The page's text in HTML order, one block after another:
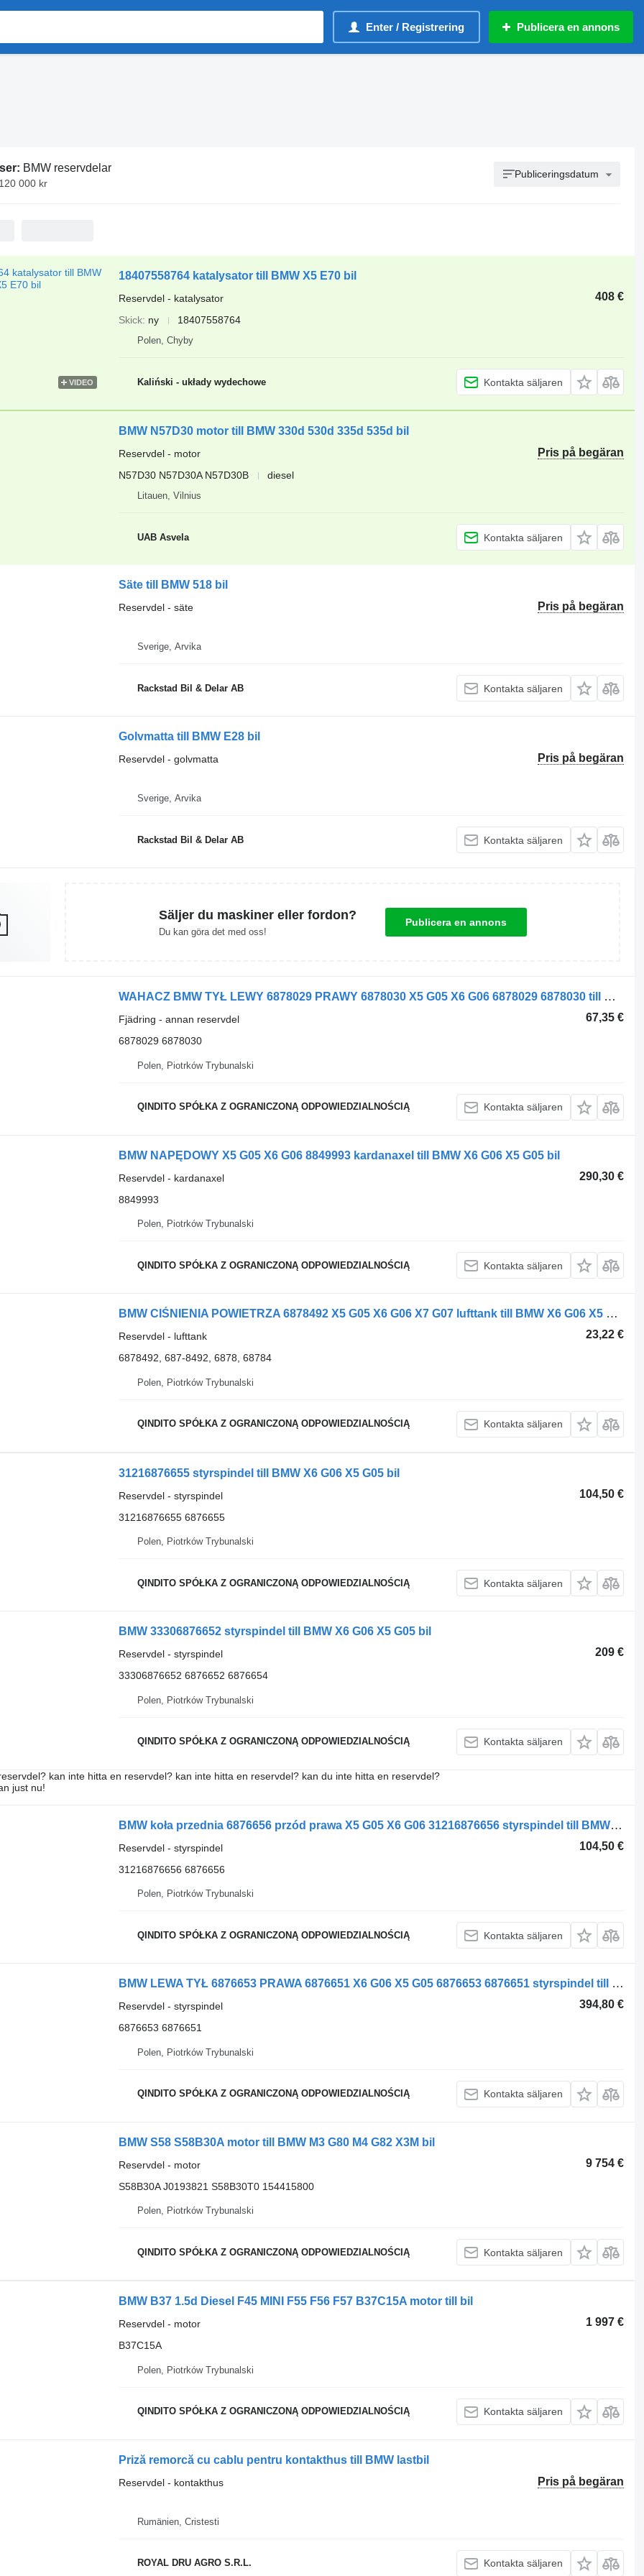
Enter / Registrering Publicera en annons
BMW reservdelar
000 kr
Publiceringsdatum
VIDEO
18407558764 katalysator till BMW X5 E70 bil
408 €
Reservdel - katalysator
Skick ny 18407558764
Polen, Chyby
Kaliński - układy wydechowe Kontakta säljaren
BMW N57D30 motor till BMW 330d 530d 335d 535d bil
Pris på begäran
Reservdel - motor
N57D30 N57D30A N57D30B
diesel
Litauen, Vilnius
UAB Asvela Kontakta säljaren
Säte till BMW 518 bil
Pris på begäran
Reservdel - säte
Sverige, Arvika
Rackstad Bil & Delar AB Kontakta säljaren
Golvmatta till BMW E28 bil
Pris på begäran
Reservdel - golvmatta
Sverige, Arvika
Rackstad Bil & Delar AB Kontakta säljaren
Säljer du maskiner eller fordon?
Du kan göra det med oss!
Publicera en annons
WAHACZ BMW TYŁ LEWY 6878029 PRAWY 6878030 X5 G05 X6 G06 6878029 6878030 till BMW X6 G06 X5 G05 bil
67,35 €
Fjädring - annan reservdel
6878029 6878030
Polen, Piotrków Trybunalski
QINDITO SPÓŁKA Z OGRANICZONĄ ODPOWIEDZIALNOŚCIĄ Kontakta säljaren
BMW NAPĘDOWY X5 G05 X6 G06 8849993 kardanaxel till BMW X6 G06 X5 G05 bil
290,30 €
Reservdel - kardanaxel
8849993
Polen, Piotrków Trybunalski
QINDITO SPÓŁKA Z OGRANICZONĄ ODPOWIEDZIALNOŚCIĄ Kontakta säljaren
BMW CIŚNIENIA POWIETRZA 6878492 X5 G05 X6 G06 X7 G07 lufttank till BMW X6 G06 X5 G05 bil
23,22 €
Reservdel - lufttank
6878492, 687-8492, 6878, 68784
Polen, Piotrków Trybunalski
QINDITO SPÓŁKA Z OGRANICZONĄ ODPOWIEDZIALNOŚCIĄ Kontakta säljaren
31216876655 styrspindel till BMW X6 G06 X5 G05 bil
104,50 €
Reservdel - styrspindel
31216876655 6876655
Polen, Piotrków Trybunalski
QINDITO SPÓŁKA Z OGRANICZONĄ ODPOWIEDZIALNOŚCIĄ Kontakta säljaren
BMW 33306876652 styrspindel till BMW X6 G06 X5 G05 bil
209 €
Reservdel - styrspindel
33306876652 6876652 6876654
Polen, Piotrków Trybunalski
QINDITO SPÓŁKA Z OGRANICZONĄ ODPOWIEDZIALNOŚCIĄ Kontakta säljaren
kan inte hitta en reservdel? kan inte hitta en reservdel? kan du inte hitta en reservdel?
just nu!
BMW koła przednia 6876656 przód prawa X5 G05 X6 G06 31216876656 styrspindel till BMW X6 G06 X5 G05 bil
104,50 €
Reservdel - styrspindel
31216876656 6876656
Polen, Piotrków Trybunalski
QINDITO SPÓŁKA Z OGRANICZONĄ ODPOWIEDZIALNOŚCIĄ Kontakta säljaren
BMW LEWA TYŁ 6876653 PRAWA 6876651 X6 G06 X5 G05 6876653 6876651 styrspindel till BMW X6 G06 X5 G05 bil
394,80 €
Reservdel - styrspindel
6876653 6876651
Polen, Piotrków Trybunalski
QINDITO SPÓŁKA Z OGRANICZONĄ ODPOWIEDZIALNOŚCIĄ Kontakta säljaren
BMW S58 S58B30A motor till BMW M3 G80 M4 G82 X3M bil
9 754 €
Reservdel - motor
S58B30A J0193821 S58B30T0 154415800
Polen, Piotrków Trybunalski
QINDITO SPÓŁKA Z OGRANICZONĄ ODPOWIEDZIALNOŚCIĄ Kontakta säljaren
BMW B37 1.5d Diesel F45 MINI F55 F56 F57 B37C15A motor till bil
1 997 €
Reservdel - motor
B37C15A
Polen, Piotrków Trybunalski
QINDITO SPÓŁKA Z OGRANICZONĄ ODPOWIEDZIALNOŚCIĄ Kontakta säljaren
Priză remorcă cu cablu pentru kontakthus till BMW lastbil
Pris på begäran
Reservdel - kontakthus
Rumänien, Cristesti
ROYAL DRU AGRO S.R.L. Kontakta säljaren